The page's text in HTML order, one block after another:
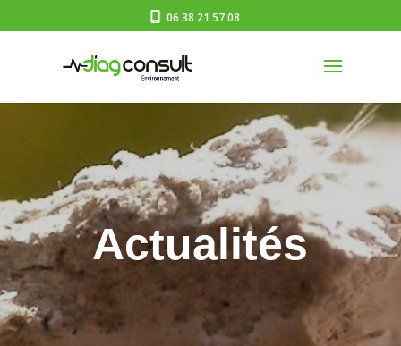
06 38 21 57 08
Actualités